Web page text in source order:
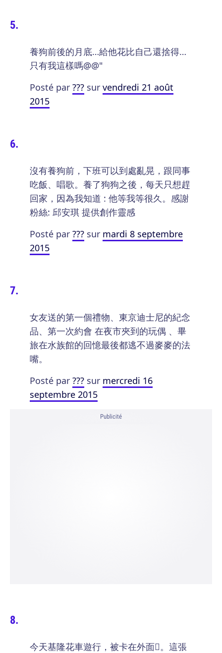
養狗前後的月底…給他花比自己還捨得…
只有我這樣嗎@@"
Posté par ??? sur vendredi 21 août
2015
沒有養狗前，下班可以到處亂晃，跟同事
吃飯、唱歌。養了狗狗之後，每天只想趕
回家，因為我知道 : 他等我等很久。感謝
粉絲: 邱安琪 提供創作靈感
Posté par ??? sur mardi 8 septembre
2015
女友送的第一個禮物、東京迪士尼的紀念
品、第一次約會 在夜市夾到的玩偶 、畢
旅在水族館的回憶最後都逃不過麥麥的法
嘴。
Posté par ??? sur mercredi 16
septembre 2015
Publicité
今天基隆花車遊行，被卡在外面󾌿。這張